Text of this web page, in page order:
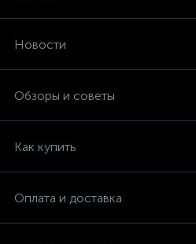
Новости
Обзоры и советы
Как купить
Оплата и доставка